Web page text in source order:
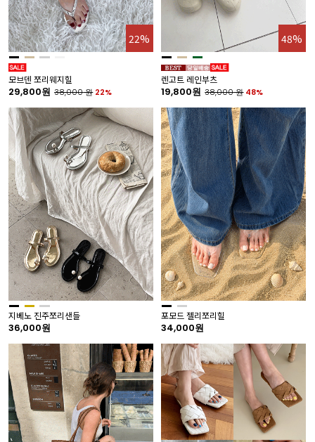
22%
모브덴 쪼리웨지힐
29,800원 38,000원 22%
48%
렌고트 레인부츠
19,800원 38,000원 48%
지베노 진주쪼리샌들
36,000원
포모드 젤리쪼리힐
34,000원